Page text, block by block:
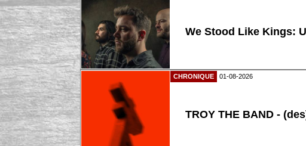
We Stood Like Kings:
CHRONIQUE 01-08-2026
TROY THE BAND -